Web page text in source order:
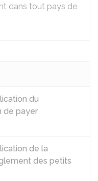
dans tout pays de
du
de payer
de la
des petits